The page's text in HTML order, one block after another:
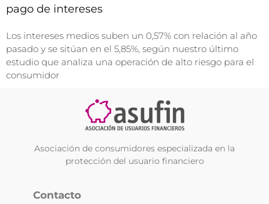
pago de intereses
Los intereses medios suben un 0,57% con relación al año
pasado y se sitúan en el 5,85%, según nuestro último
estudio que analiza una operación de alto riesgo para el
consumidor
Asociación de consumidores especializada en la
protección del usuario financiero
Contacto